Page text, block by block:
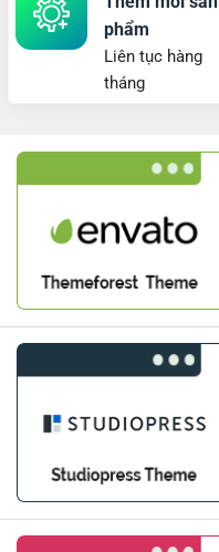
phẩm
Liên tục hàng
tháng